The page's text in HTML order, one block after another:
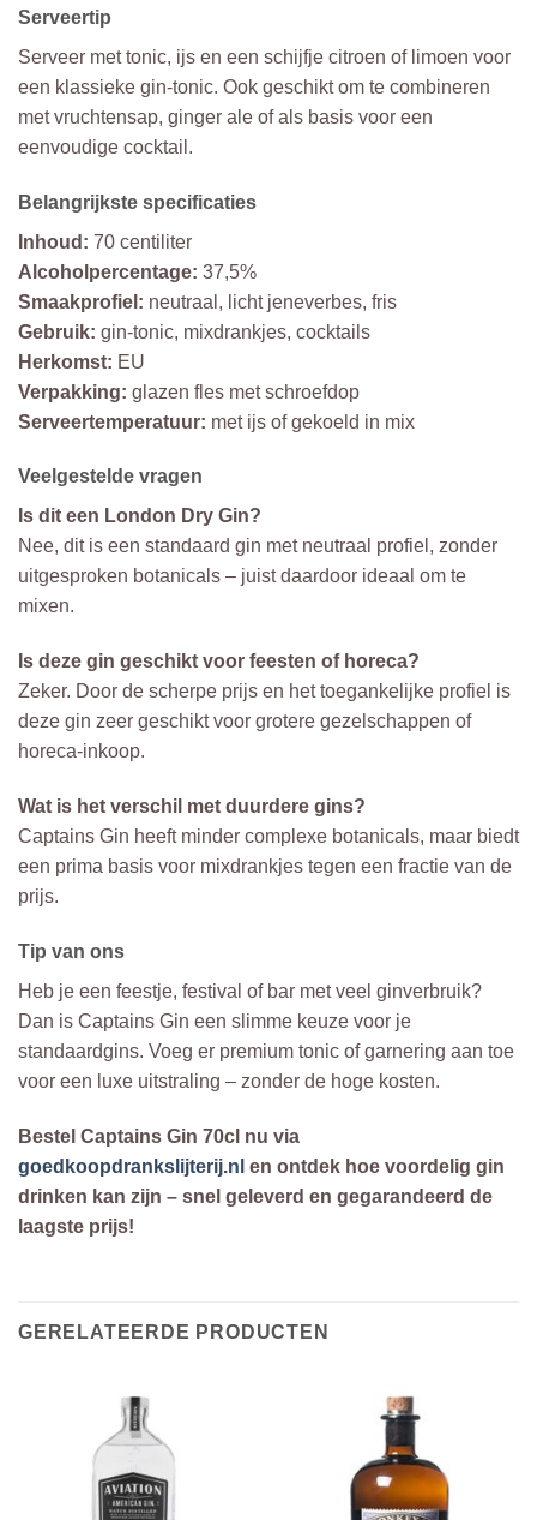
Serveertip
Serveer met tonic, ijs en een schijfje citroen of limoen voor
een klassieke gin-tonic. Ook geschikt om te combineren
met vruchtensap, ginger ale of als basis voor een
eenvoudige cocktail.
Belangrijkste specificaties
Inhoud: 70 centiliter
Alcoholpercentage: 37,5%
Smaakprofiel: neutraal, licht jeneverbes, fris
Gebruik: gin-tonic, mixdrankjes, cocktails
Herkomst: EU
Verpakking: glazen fles met schroefdop
Serveertemperatuur: met ijs of gekoeld in mix
Veelgestelde vragen
Is dit een London Dry Gin?
Nee, dit is een standaard gin met neutraal profiel, zonder
uitgesproken botanicals – juist daardoor ideaal om te
mixen.
Is deze gin geschikt voor feesten of horeca?
Zeker. Door de scherpe prijs en het toegankelijke profiel is
deze gin zeer geschikt voor grotere gezelschappen of
horeca-inkoop.
Wat is het verschil met duurdere gins?
Captains Gin heeft minder complexe botanicals, maar biedt
een prima basis voor mixdrankjes tegen een fractie van de
prijs.
Tip van ons
Heb je een feestje, festival of bar met veel ginverbruik?
Dan is Captains Gin een slimme keuze voor je
standaardgins. Voeg er premium tonic of garnering aan toe
voor een luxe uitstraling – zonder de hoge kosten.
Bestel Captains Gin 70cl nu via
goedkoopdrankslijterij.nl en ontdek hoe voordelig gin
drinken kan zijn – snel geleverd en gegarandeerd de
laagste prijs!
GERELATEERDE PRODUCTEN